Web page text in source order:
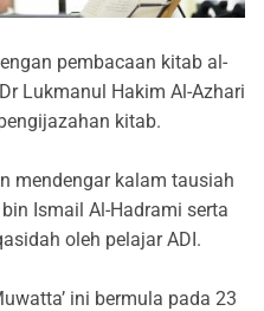
pembacaan kitab al-
Lukmanul Hakim Al-Azhari
kitab.
mendengar kalam tausiah
Ismail Al-Hadrami serta
oleh pelajar ADI.
ini bermula pada 23